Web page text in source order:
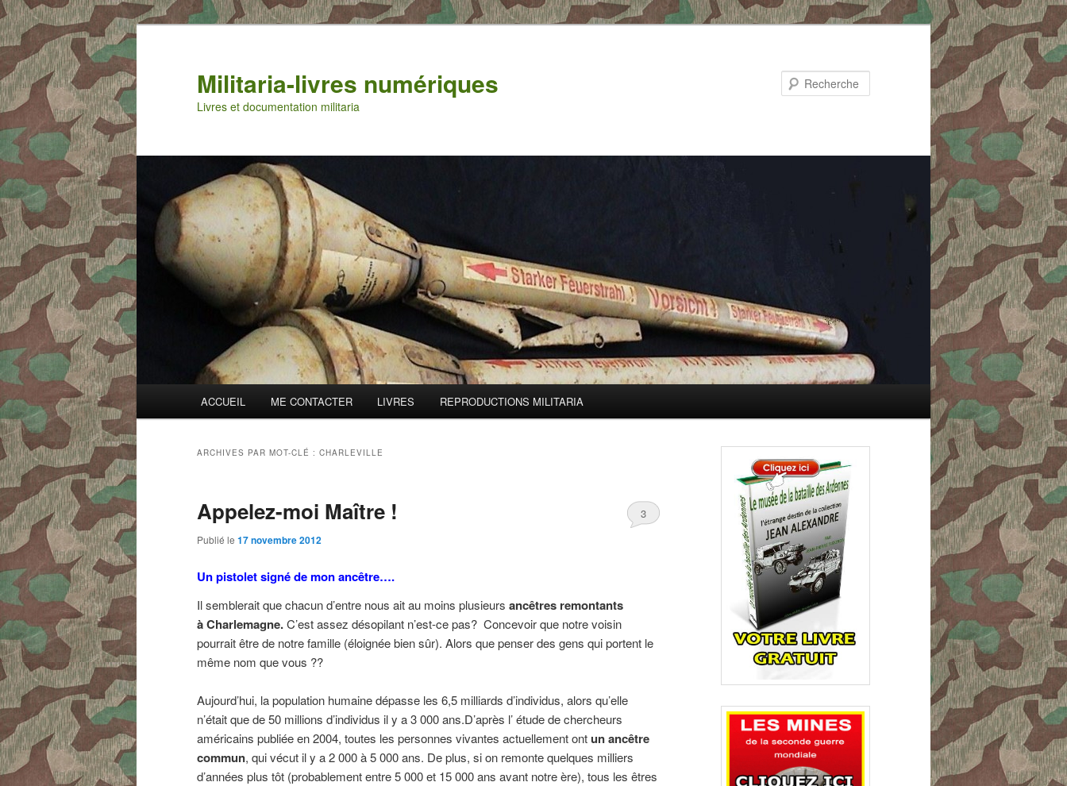
Aller
au
contenu
principal
Aller
au
contenu
secondaire
Militaria-livres numériques
Livres et documentation militaria
ACCUEIL ME CONTACTER LIVRES REPRODUCTIONS MILITARIA
ARCHIVES PAR MOT-CLÉ : CHARLEVILLE
Appelez-moi Maître !
Publié le 17 novembre 2012
3
Un pistolet signé de mon ancêtre….
Il semblerait que chacun d’entre nous ait au moins plusieurs ancêtres remontants
à Charlemagne.C’est assez désopilant n’est-ce pas? Concevoir que notre voisin
pourrait être de notre famille (éloignée bien sûr). Alors que penser des gens qui portent le
même nom que vous ??
Aujourd’hui, la population humaine dépasse les 6,5 milliards d’individus, alors qu’elle
n’était que de 50 millions d’individus il y a 3 000 ans.D’après l’ étude de chercheurs
américains publiée en 2004, toutes les personnes vivantes actuellement ontun ancêtre
commun, qui vécut il y a 2 000 à 5 000 ans. De plus, si on remonte quelques milliers
d’années plus tôt (probablement entre 5 000 et 15 000 ans avant notre ère), tous les êtres